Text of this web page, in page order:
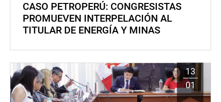
CASO PETROPERÚ: CONGRESISTAS
PROMUEVEN INTERPELACIÓN AL
TITULAR DE ENERGÍA Y MINAS
13
01